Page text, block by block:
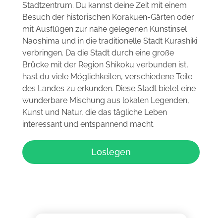
Stadtzentrum. Du kannst deine Zeit mit einem
Besuch der historischen Korakuen-Gärten oder
mit Ausflügen zur nahe gelegenen Kunstinsel
Naoshima und in die traditionelle Stadt Kurashiki
verbringen. Da die Stadt durch eine große
Brücke mit der Region Shikoku verbunden ist,
hast du viele Möglichkeiten, verschiedene Teile
des Landes zu erkunden. Diese Stadt bietet eine
wunderbare Mischung aus lokalen Legenden,
Kunst und Natur, die das tägliche Leben
interessant und entspannend macht.
Loslegen